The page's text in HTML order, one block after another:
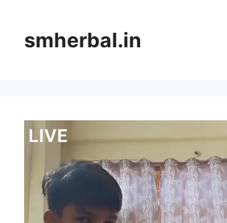
contentsmherbal.in